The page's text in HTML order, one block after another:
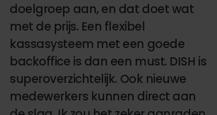
doelgroep aan, en dat doet wat
met de prijs. Een flexibel
kassasysteem met een goede
backoffice is dan een must. DISH is
superoverzichtelijk. Ook nieuwe
medewerkers kunnen direct aan